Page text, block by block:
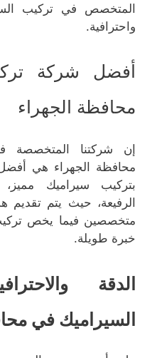
المتخصص في تركيب
واحترافية.
أفضل شركة
محافظة الجهراء
إن شركتنا المتخصصة
محافظة الجهراء هي
بتركيب سيراميك
الرفيعة، حيث يتم
متخصصين فيما يخص
خبرة طويلة.
الدقة
السيراميك في